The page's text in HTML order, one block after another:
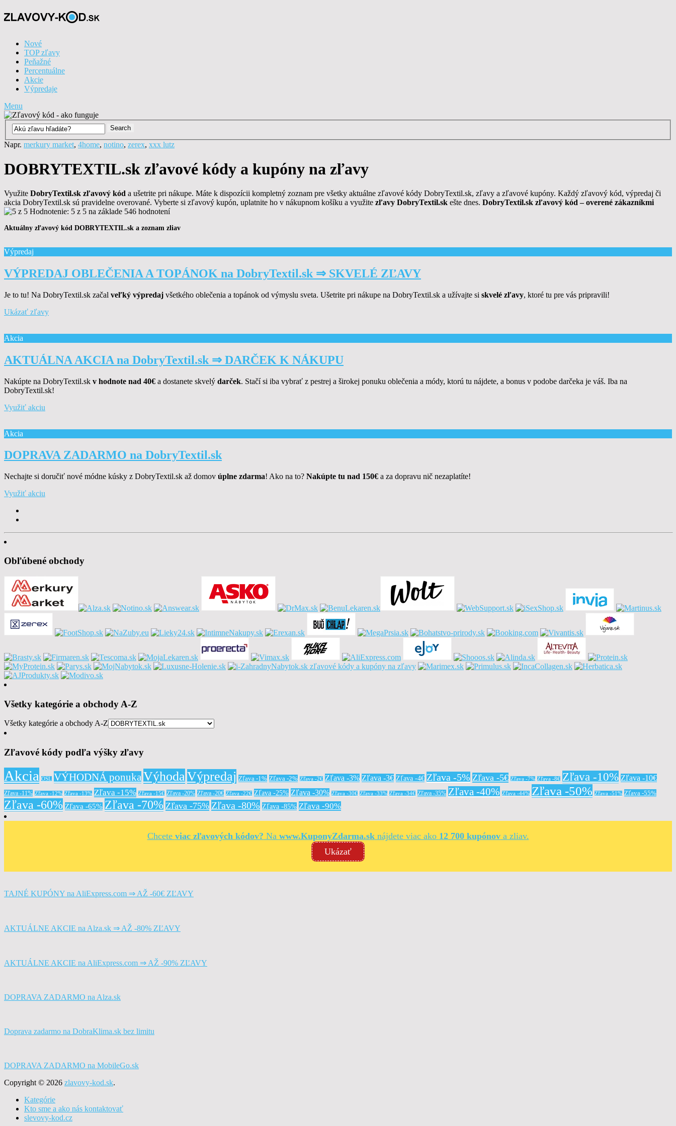
Nové
TOP zľavy
Peňažné
Percentuálne
Akcie
Výpredaje
Menu
Napr. merkury market, 4home, notino, zerex, xxx lutz
DOBRYTEXTIL.sk zľavové kódy a kupóny na zľavy
Využite DobryTextil.sk zľavový kód a ušetrite pri nákupe. Máte k dispozícii kompletný zoznam pre všetky aktuálne zľavové kódy DobryTextil.sk, zľavy a zľavové kupóny. Každý zľavový kód, výpredaj či
akcia DobryTextil.sk sú pravidelne overované. Vyberte si zľavový kupón, uplatnite ho v nákupnom košíku a využite zľavy DobryTextil.sk ešte dnes. DobryTextil.sk zľavový kód – overené zákazníkmi
Hodnotenie: 5 z 5 na základe 546 hodnotení
Aktuálny zľavový kód DOBRYTEXTIL.sk a zoznam zliav
Výpredaj
VÝPREDAJ OBLEČENIA A TOPÁNOK na DobryTextil.sk ⇒ SKVELÉ ZĽAVY
Je to tu! Na DobryTextil.sk začal veľký výpredaj všetkého oblečenia a topánok od výmyslu sveta. Ušetrite pri nákupe na DobryTextil.sk a užívajte si skvelé zľavy, ktoré tu pre vás pripravili!
Ukázať zľavy
Akcia
AKTUÁLNA AKCIA na DobryTextil.sk ⇒ DARČEK K NÁKUPU
Nakúpte na DobryTextil.sk v hodnote nad 40€ a dostanete skvelý darček. Stačí si iba vybrať z pestrej a širokej ponuku oblečenia a módy, ktorú tu nájdete, a bonus v podobe darčeka je váš. Iba na
DobryTextil.sk!
Využiť akciu
Akcia
DOPRAVA ZADARMO na DobryTextil.sk
Nechajte si doručiť nové módne kúsky z DobryTextil.sk až domov úplne zdarma! Ako na to? Nakúpte tu nad 150€ a za dopravu nič nezaplatíte!
Využiť akciu
Obľúbené obchody
Všetky kategórie a obchody A-Z
Všetky kategórie a obchody A-Z
Zľavové kódy podľa výšky zľavy
Akcia OSL VÝHODNÁ ponukaVýhoda Výpredaj Zľava -1% Zľava -2% Zľava -2€ Zľava -3% Zľava -3€ Zľava -4€ Zľava -5% Zľava -5€ Zľava -7% Zľava -8€ Zľava -10% Zľava -10€
Zľava -11% Zľava -12% Zľava -13% Zľava -15% Zľava -15€ Zľava -20% Zľava -20€ Zľava -22€ Zľava -25% Zľava -30% Zľava -30€ Zľava -33% Zľava -34€ Zľava -35% Zľava -40% Zľava -44% Zľava -50% Zľava -51% Zľava -55%
Zľava -60% Zľava -65% Zľava -70% Zľava -75% Zľava -80% Zľava -85% Zľava -90%
Chcete viac zľavových kódov? Na www.KuponyZdarma.sknájdete viac ako 12 700 kupónova zliav.
Ukázať
TAJNÉ KUPÓNY na AliExpress.com ⇒ AŽ -60€ ZĽAVY
AKTUÁLNE AKCIE na Alza.sk ⇒ AŽ -80% ZĽAVY
AKTUÁLNE AKCIE na AliExpress.com ⇒ AŽ -90% ZĽAVY
DOPRAVA ZADARMO na Alza.sk
Doprava zadarmo na DobraKlima.sk bez limitu
DOPRAVA ZADARMO na MobileGo.sk
Copyright © 2026 zlavovy-kod.sk.
Kategórie
Kto sme a ako nás kontaktovať
slevovy-kod.cz